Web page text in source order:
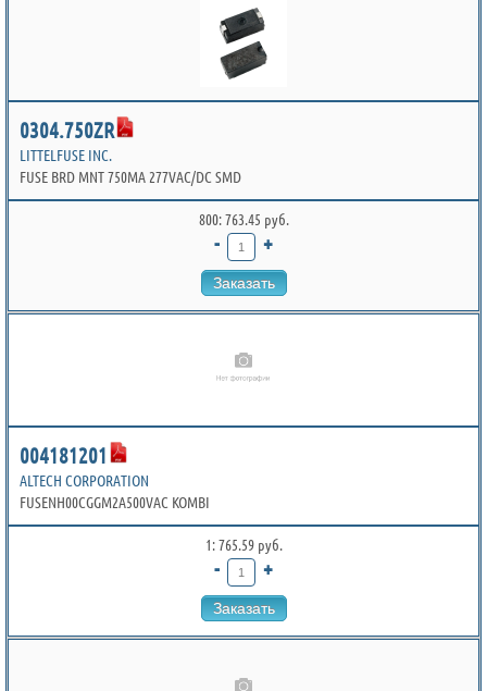
0304.750ZR
LITTELFUSE INC.
FUSE BRD MNT 750MA 277VAC/DC SMD
800: 763.45 руб.
- +
Заказать
004181201
ALTECH CORPORATION
FUSENH00CGGM2A500VAC KOMBI
1: 765.59 руб.
- +
Заказать